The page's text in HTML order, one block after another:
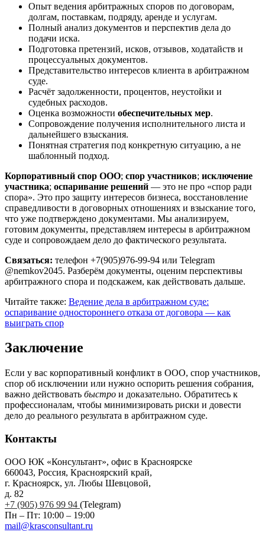
Опыт ведения арбитражных споров по договорам,
долгам, поставкам, подряду, аренде и услугам.
Полный анализ документов и перспектив дела до
подачи иска.
Подготовка претензий, исков, отзывов, ходатайств и
процессуальных документов.
Представительство интересов клиента в арбитражном
суде.
Расчёт задолженности, процентов, неустойки и
судебных расходов.
Оценка возможности обеспечительных мер.
Сопровождение получения исполнительного листа и
дальнейшего взыскания.
Понятная стратегия под конкретную ситуацию, а не
шаблонный подход.
Корпоративный спор ООО; спор участников; исключение
участника; оспаривание решений — это не про «спор ради
спора». Это про защиту интересов бизнеса, восстановление
справедливости в договорных отношениях и взыскание того,
что уже подтверждено документами. Мы анализируем,
готовим документы, представляем интересы в арбитражном
суде и сопровождаем дело до фактического результата.
Связаться: телефон +7(905)976-99-94 или Telegram
@nemkov2045. Разберём документы, оценим перспективы
арбитражного спора и подскажем, как действовать дальше.
Читайте также: Ведение дела в арбитражном суде:
оспаривание одностороннего отказа от договора — как
выиграть спор
Заключение
Если у вас корпоративный конфликт в ООО, спор участников,
спор об исключении или нужно оспорить решения собрания,
важно действовать быстро и доказательно. Обратитесь к
профессионалам, чтобы минимизировать риски и довести
дело до реального результата в арбитражном суде.
Контакты
ООО ЮК «Консультант», офис в Красноярске
660043, Россия, Красноярский край,
г. Красноярск, ул. Любы Шевцовой,
д. 82
+7 (905) 976 99 94 (Telegram)
Пн – Пт: 10:00 – 19:00
mail@krasconsultant.ru